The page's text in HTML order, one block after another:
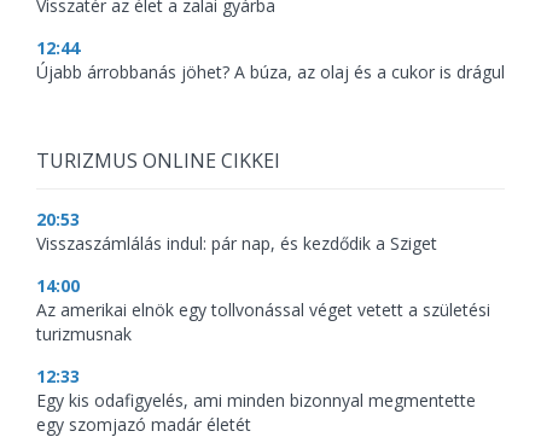
Visszatér az élet a zalai gyárba
12:44
Újabb árrobbanás jöhet? A búza, az olaj és a cukor is drágul
TURIZMUS ONLINE CIKKEI
20:53
Visszaszámlálás indul: pár nap, és kezdődik a Sziget
14:00
Az amerikai elnök egy tollvonással véget vetett a születési
turizmusnak
12:33
Egy kis odafigyelés, ami minden bizonnyal megmentette
egy szomjazó madár életét